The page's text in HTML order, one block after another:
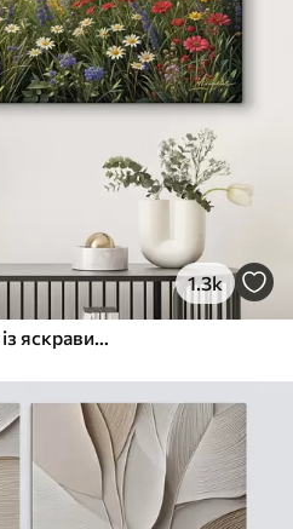
1.3k
Пишна сільська місцевість із яскравим лугом диких квітів, наповненим різнокольоровими квітами під хмарним небом